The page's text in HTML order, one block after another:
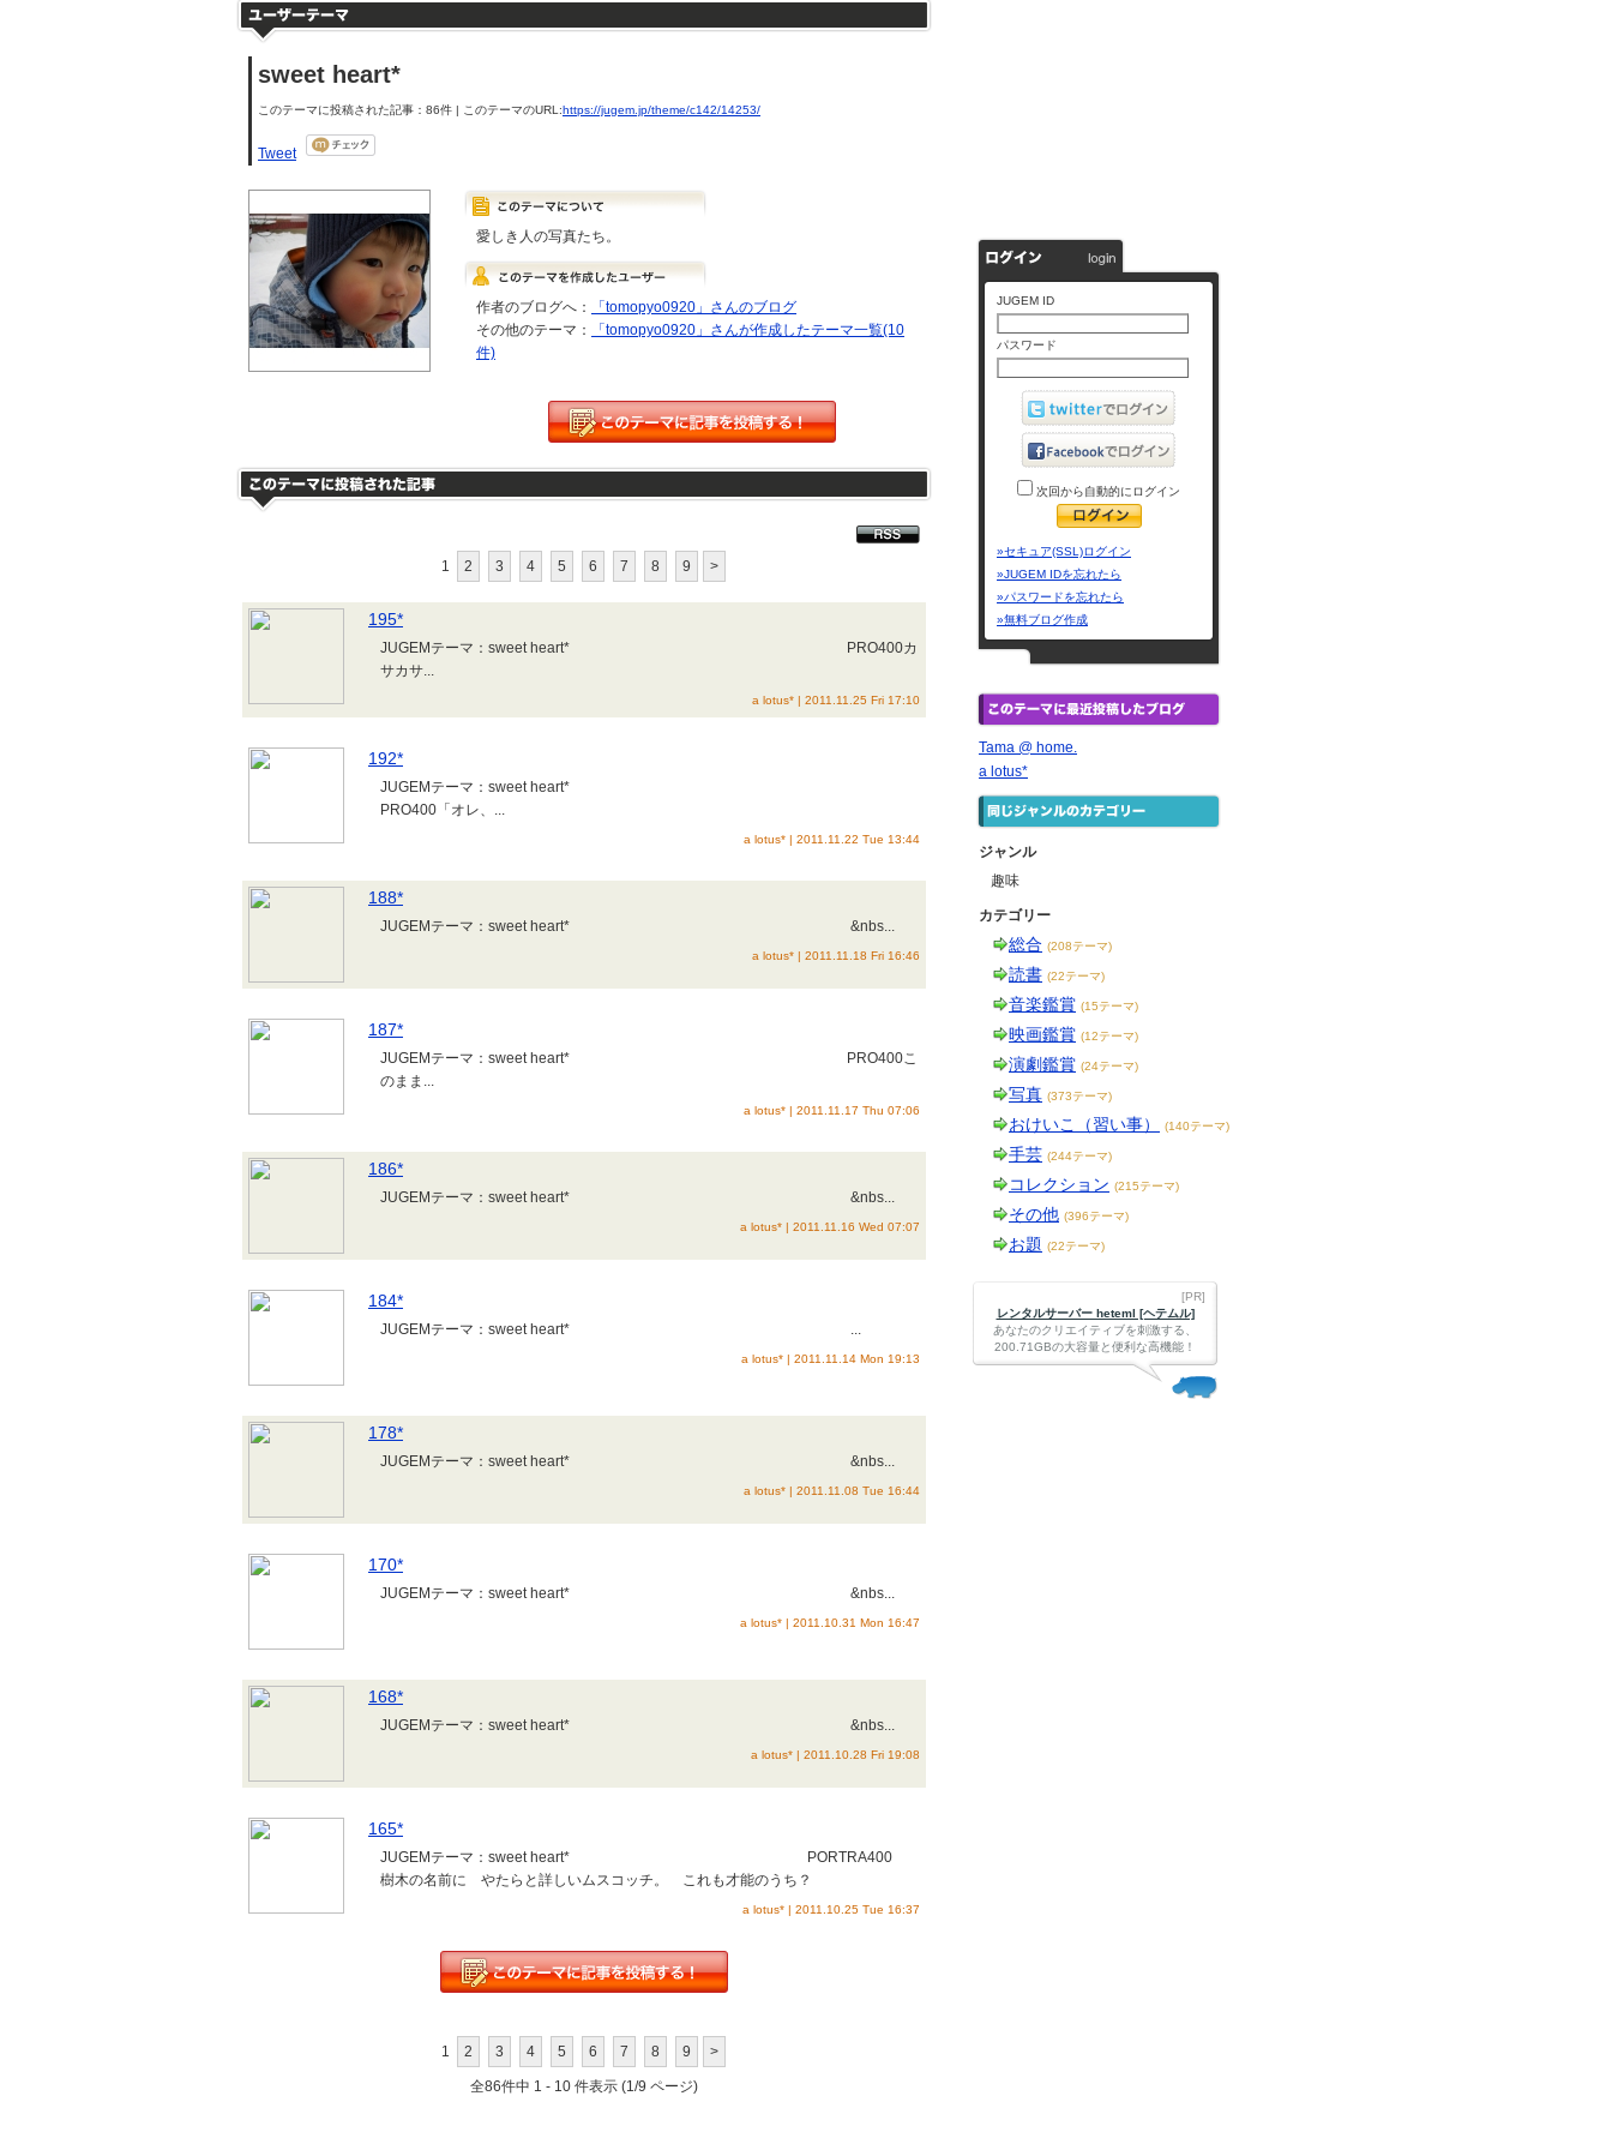
sweet heart*
このテーマに投稿された記事：86件 | このテーマのURL:https://jugem.jp/theme/c142/14253/
Tweet
愛しき人の写真たち。
作者のブログへ：
「tomopyo0920」さんのブログ
その他のテーマ：
「tomopyo0920」さんが作成したテーマ一覧(10
件)
1 2 3 4 5 6 7 8 9 >
195*
JUGEMテーマ：sweet heart* PRO400カ
サカサ...
a lotus* | 2011.11.25 Fri 17:10
192*
JUGEMテーマ：sweet heart*
PRO400「オレ、...
a lotus* | 2011.11.22 Tue 13:44
188*
JUGEMテーマ：sweet heart* &nbs...
a lotus* | 2011.11.18 Fri 16:46
187*
JUGEMテーマ：sweet heart* PRO400こ
のまま...
a lotus* | 2011.11.17 Thu 07:06
186*
JUGEMテーマ：sweet heart* &nbs...
a lotus* | 2011.11.16 Wed 07:07
184*
JUGEMテーマ：sweet heart* ...
a lotus* | 2011.11.14 Mon 19:13
178*
JUGEMテーマ：sweet heart* &nbs...
a lotus* | 2011.11.08 Tue 16:44
170*
JUGEMテーマ：sweet heart* &nbs...
a lotus* | 2011.10.31 Mon 16:47
168*
JUGEMテーマ：sweet heart* &nbs...
a lotus* | 2011.10.28 Fri 19:08
165*
JUGEMテーマ：sweet heart* PORTRA400
樹木の名前に やたらと詳しいムスコッチ。 これも才能のうち？
a lotus* | 2011.10.25 Tue 16:37
1 2 3 4 5 6 7 8 9 >
全86件中 1 - 10 件表示 (1/9 ページ)
JUGEM ID
パスワード
次回から自動的にログイン
»セキュア(SSL)ログイン
»JUGEM IDを忘れたら
»パスワードを忘れたら
»無料ブログ作成
Tama @ home.
a lotus*
ジャンル
趣味
カテゴリー
総合 (208テーマ)
読書 (22テーマ)
音楽鑑賞 (15テーマ)
映画鑑賞 (12テーマ)
演劇鑑賞 (24テーマ)
写真 (373テーマ)
おけいこ（習い事） (140テーマ)
手芸 (244テーマ)
コレクション (215テーマ)
その他 (396テーマ)
お題 (22テーマ)
[PR]
レンタルサーバー heteml [ヘテムル]
あなたのクリエイティブを刺激する、
200.71GBの大容量と便利な高機能！